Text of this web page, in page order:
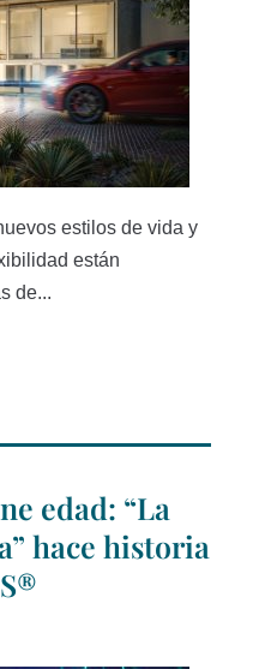
estilos de vida y
están
de...
edad: “La
hace historia